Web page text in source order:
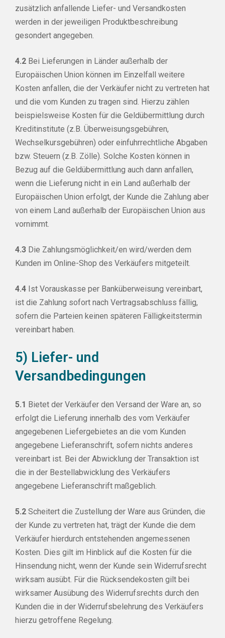
zusätzlich anfallende Liefer- und Versandkosten
werden in der jeweiligen Produktbeschreibung
gesondert angegeben.
4.2 Bei Lieferungen in Länder außerhalb der
Europäischen Union können im Einzelfall weitere
Kosten anfallen, die der Verkäufer nicht zu vertreten hat
und die vom Kunden zu tragen sind. Hierzu zählen
beispielsweise Kosten für die Geldübermittlung durch
Kreditinstitute (z.B. Überweisungsgebühren,
Wechselkursgebühren) oder einfuhrrechtliche Abgaben
bzw. Steuern (z.B. Zölle). Solche Kosten können in
Bezug auf die Geldübermittlung auch dann anfallen,
wenn die Lieferung nicht in ein Land außerhalb der
Europäischen Union erfolgt, der Kunde die Zahlung aber
von einem Land außerhalb der Europäischen Union aus
vornimmt.
4.3 Die Zahlungsmöglichkeit/en wird/werden dem
Kunden im Online-Shop des Verkäufers mitgeteilt.
4.4 Ist Vorauskasse per Banküberweisung vereinbart,
ist die Zahlung sofort nach Vertragsabschluss fällig,
sofern die Parteien keinen späteren Fälligkeitstermin
vereinbart haben.
5) Liefer- und
Versandbedingungen
5.1 Bietet der Verkäufer den Versand der Ware an, so
erfolgt die Lieferung innerhalb des vom Verkäufer
angegebenen Liefergebietes an die vom Kunden
angegebene Lieferanschrift, sofern nichts anderes
vereinbart ist. Bei der Abwicklung der Transaktion ist
die in der Bestellabwicklung des Verkäufers
angegebene Lieferanschrift maßgeblich.
5.2 Scheitert die Zustellung der Ware aus Gründen, die
der Kunde zu vertreten hat, trägt der Kunde die dem
Verkäufer hierdurch entstehenden angemessenen
Kosten. Dies gilt im Hinblick auf die Kosten für die
Hinsendung nicht, wenn der Kunde sein Widerrufsrecht
wirksam ausübt. Für die Rücksendekosten gilt bei
wirksamer Ausübung des Widerrufsrechts durch den
Kunden die in der Widerrufsbelehrung des Verkäufers
hierzu getroffene Regelung.